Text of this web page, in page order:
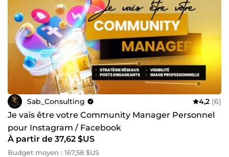
Sab_Consulting 4,2 (6)
Je vais être votre Community Manager Personnel
pour Instagram / Facebook
À partir de 37,62 $US
Budget moyen : 167,58 $US